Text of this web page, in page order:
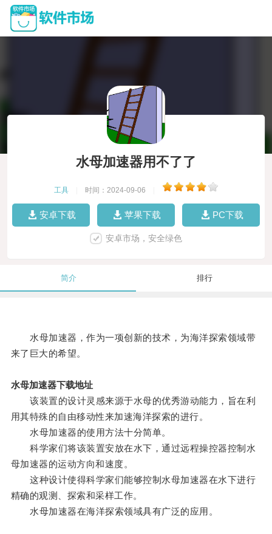
水母加速器用不了了
工具 时间：2024-09-06
安卓下载 苹果下载 PC下载
安卓市场，安全绿色
简介 排行
水母加速器，作为一项创新的技术，为海洋探索领域带
来了巨大的希望。
水母加速器下载地址
该装置的设计灵感来源于水母的优秀游动能力，旨在利
用其特殊的自由移动性来加速海洋探索的进行。
水母加速器的使用方法十分简单。
科学家们将该装置安放在水下，通过远程操控器控制水
母加速器的运动方向和速度。
这种设计使得科学家们能够控制水母加速器在水下进行
精确的观测、探索和采样工作。
水母加速器在海洋探索领域具有广泛的应用。